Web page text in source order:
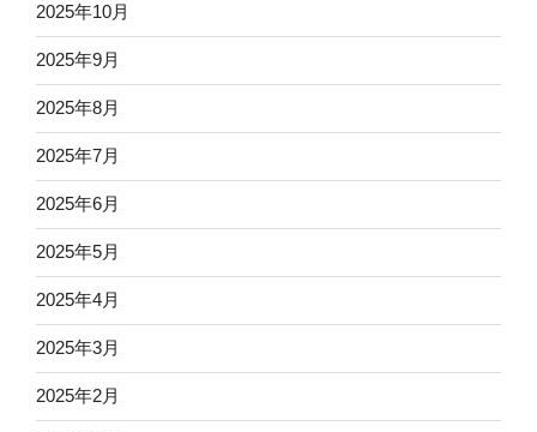
2025年10月
2025年9月
2025年8月
2025年7月
2025年6月
2025年5月
2025年4月
2025年3月
2025年2月